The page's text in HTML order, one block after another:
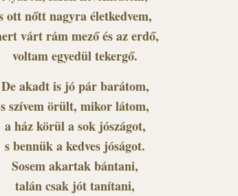
ott nőtt nagyra életkedvem,
várt rám mező és az erdő,
voltam egyedül tekergő.
De akadt is jó pár barátom,
s szívem örült, mikor látom,
a ház körül a sok jószágot,
s bennük a kedves jóságot.
Sosem akartak bántani,
talán csak jót tanítani,